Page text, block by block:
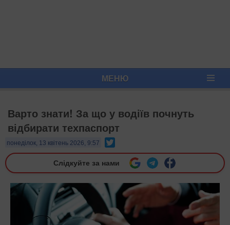
МЕНЮ
Варто знати! За що у водіїв почнуть
відбирати техпаспорт
понеділок, 13 квітень 2026, 9:57
Слідкуйте за нами